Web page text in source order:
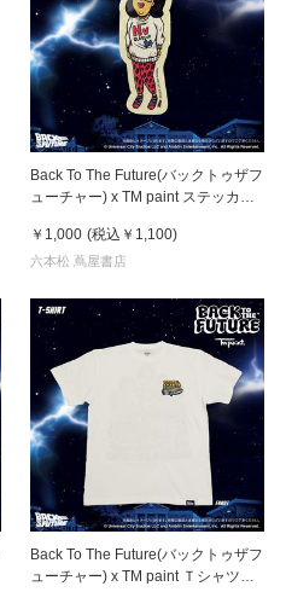
Back To The Future(バックトゥザフ
ューチャー) x TM paint ステッカー
￥1,000 (税込 ￥1,100)
六本松 蔦屋書店
Back To The Future(バックトゥザフ
ューチャー) x TM paint Ｔシャツ